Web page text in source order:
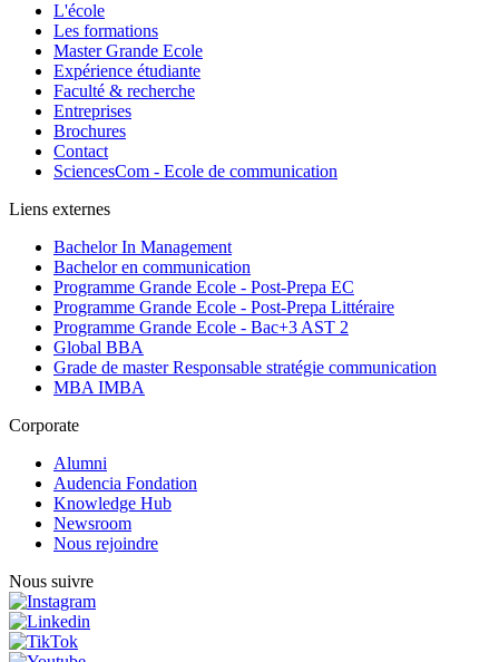
L'école
Les formations
Master Grande Ecole
Expérience étudiante
Faculté & recherche
Entreprises
Brochures
Contact
SciencesCom - Ecole de communication
Liens externes
Bachelor In Management
Bachelor en communication
Programme Grande Ecole - Post-Prepa EC
Programme Grande Ecole - Post-Prepa Littéraire
Programme Grande Ecole - Bac+3 AST 2
Global BBA
Grade de master Responsable stratégie communication
MBA IMBA
Corporate
Alumni
Audencia Fondation
Knowledge Hub
Newsroom
Nous rejoindre
Nous suivre